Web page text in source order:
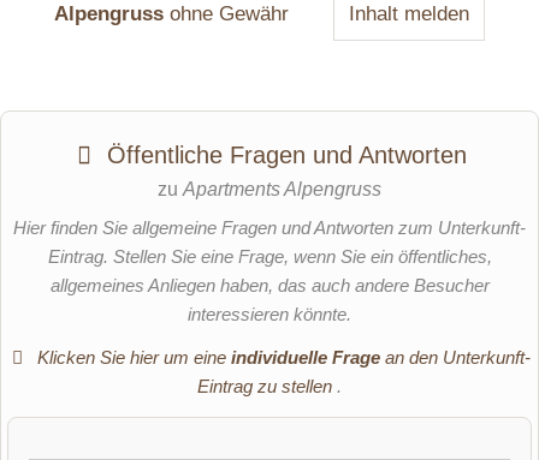
Alpengruss ohne Gewähr Inhalt melden
Öffentliche Fragen und Antworten
zu Apartments Alpengruss
Hier finden Sie allgemeine Fragen und Antworten zum Unterkunft-
Eintrag. Stellen Sie eine Frage, wenn Sie ein öffentliches,
allgemeines Anliegen haben, das auch andere Besucher
interessieren könnte.
Klicken Sie hier um eine individuelle Fragean den Unterkunft-
Eintrag zu stellen .